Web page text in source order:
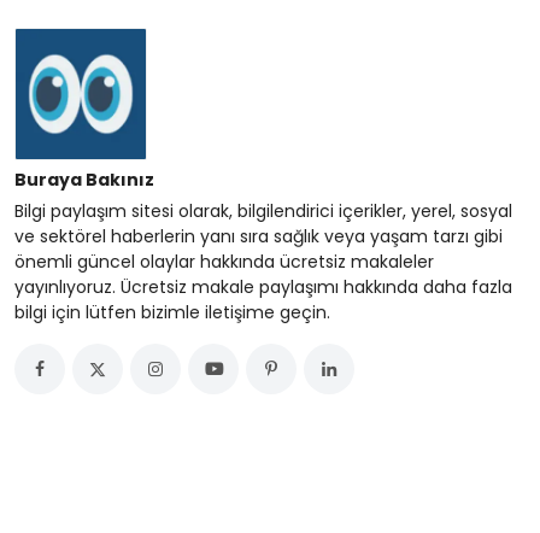
Buraya Bakınız
Bilgi paylaşım sitesi olarak, bilgilendirici içerikler, yerel, sosyal
ve sektörel haberlerin yanı sıra sağlık veya yaşam tarzı gibi
önemli güncel olaylar hakkında ücretsiz makaleler
yayınlıyoruz. Ücretsiz makale paylaşımı hakkında daha fazla
bilgi için lütfen bizimle iletişime geçin.